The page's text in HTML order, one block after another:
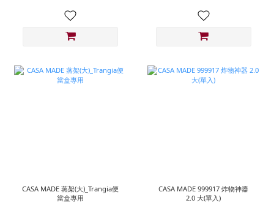
CASA MADE 蒸架(大)_Trangia便
當盒專用
CASA MADE 999917 炸物神器
2.0 大(單入)